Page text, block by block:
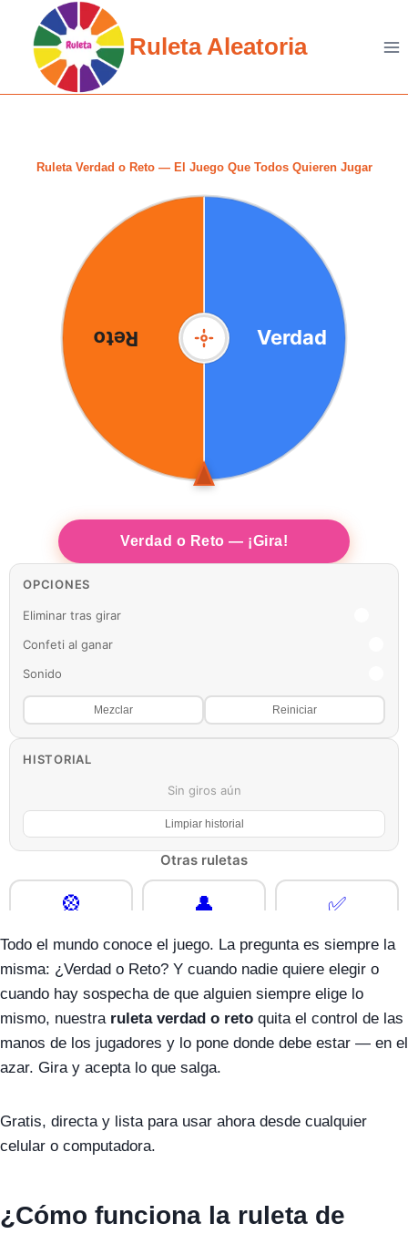
content
Ruleta Aleatoria
Ruleta Verdad o Reto — El Juego Que Todos Quieren Jugar
Todo el mundo conoce el juego. La pregunta es siempre la
misma: ¿Verdad o Reto? Y cuando nadie quiere elegir o
cuando hay sospecha de que alguien siempre elige lo
mismo, nuestra ruleta verdad o reto quita el control de las
manos de los jugadores y lo pone donde debe estar — en el
azar. Gira y acepta lo que salga.
Gratis, directa y lista para usar ahora desde cualquier
celular o computadora.
¿Cómo funciona la ruleta de